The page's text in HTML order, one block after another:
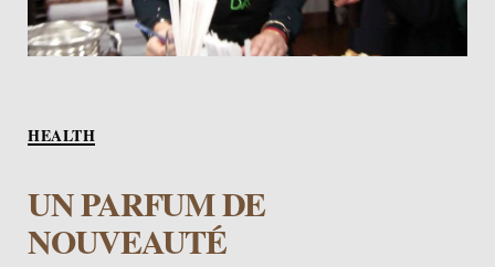
HEALTH
UN PARFUM DE
NOUVEAUTÉ